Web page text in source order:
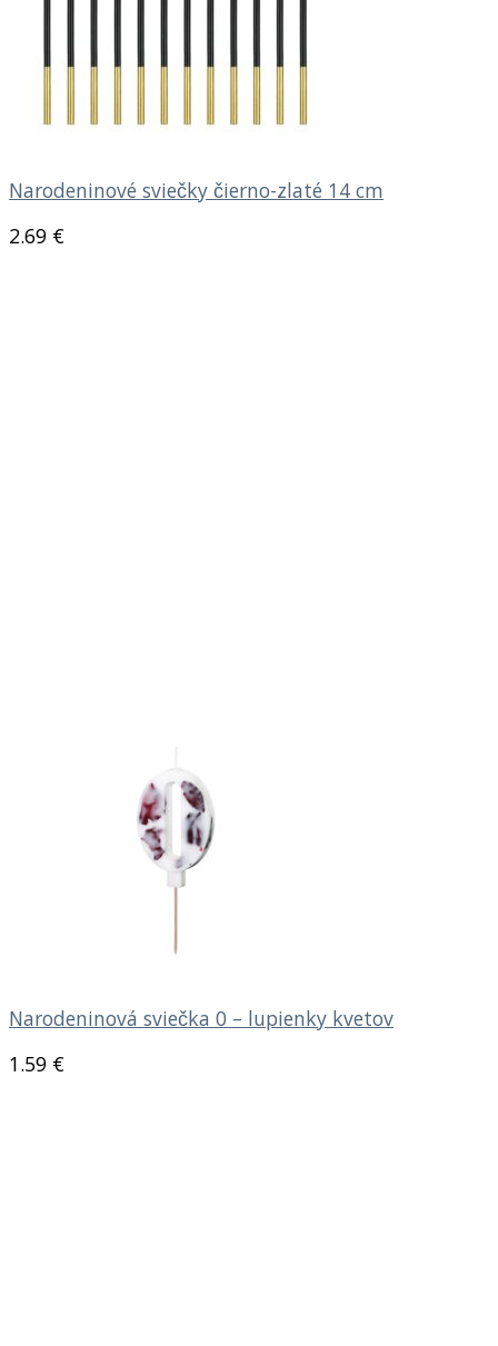
Narodeninové sviečky čierno-zlaté 14 cm
2.69 €
Narodeninová sviečka 0 – lupienky kvetov
1.59 €